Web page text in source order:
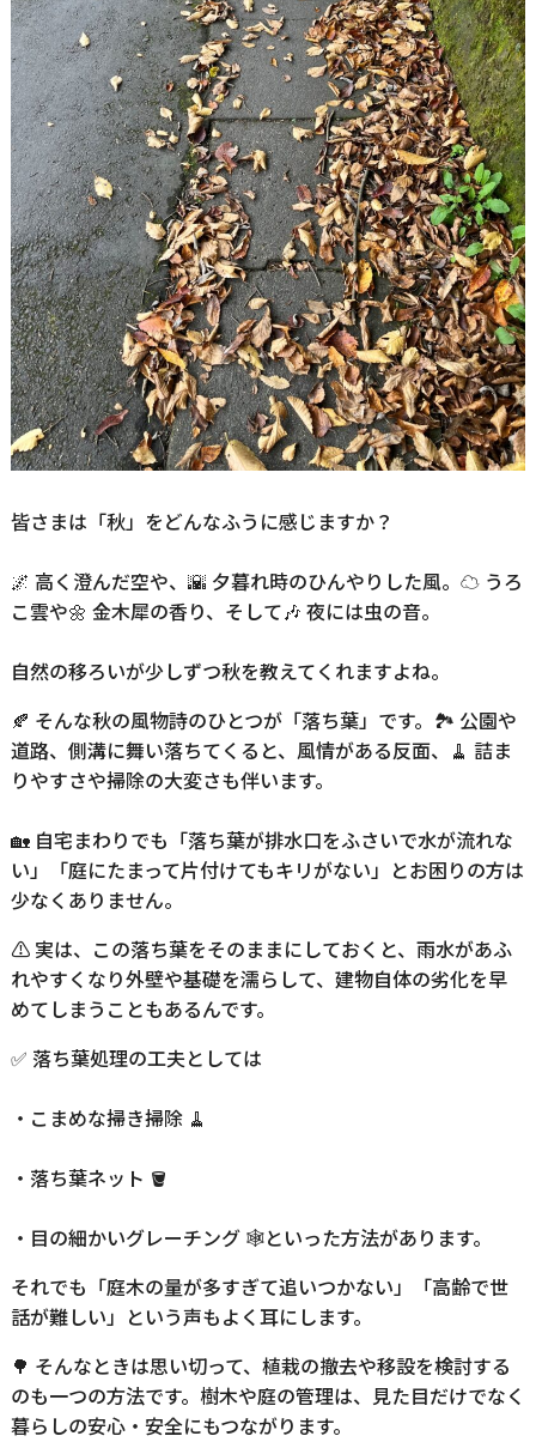
皆さまは「秋」をどんなふうに感じますか？
🌌 高く澄んだ空や、🌇 夕暮れ時のひんやりした風。☁️ うろ
こ雲や🌼 金木犀の香り、そして🎶 夜には虫の音。
自然の移ろいが少しずつ秋を教えてくれますよね。
🍂 そんな秋の風物詩のひとつが「落ち葉」です。🏞️ 公園や
道路、側溝に舞い落ちてくると、風情がある反面、🧹 詰ま
りやすさや掃除の大変さも伴います。
🏡 自宅まわりでも「落ち葉が排水口をふさいで水が流れな
い」「庭にたまって片付けてもキリがない」とお困りの方は
少なくありません。
⚠️ 実は、この落ち葉をそのままにしておくと、雨水があふ
れやすくなり外壁や基礎を濡らして、建物自体の劣化を早
めてしまうこともあるんです。
✅ 落ち葉処理の工夫としては
・こまめな掃き掃除 🧹
・落ち葉ネット 🪣
・目の細かいグレーチング 🕸️といった方法があります。
それでも「庭木の量が多すぎて追いつかない」「高齢で世
話が難しい」という声もよく耳にします。
🌳 そんなときは思い切って、植栽の撤去や移設を検討する
のも一つの方法です。樹木や庭の管理は、見た目だけでなく
暮らしの安心・安全にもつながります。